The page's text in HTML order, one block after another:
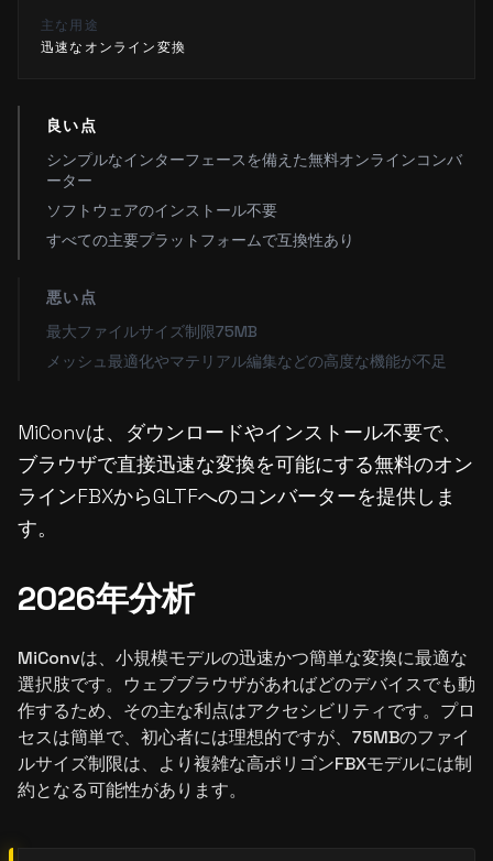
主な用途
迅速なオンライン変換
良い点
シンプルなインターフェースを備えた無料オンラインコンバ
ーター
ソフトウェアのインストール不要
すべての主要プラットフォームで互換性あり
悪い点
最大ファイルサイズ制限75MB
メッシュ最適化やマテリアル編集などの高度な機能が不足
MiConvは、ダウンロードやインストール不要で、
ブラウザで直接迅速な変換を可能にする無料のオン
ラインFBXからGLTFへのコンバーターを提供しま
す。
2026年分析
MiConvは、小規模モデルの迅速かつ簡単な変換に最適な
選択肢です。ウェブブラウザがあればどのデバイスでも動
作するため、その主な利点はアクセシビリティです。プロ
セスは簡単で、初心者には理想的ですが、75MBのファイ
ルサイズ制限は、より複雑な高ポリゴンFBXモデルには制
約となる可能性があります。